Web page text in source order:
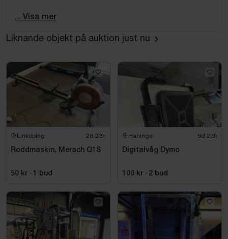
OBSERVERA:
Enheten levereras utan batteri och måste drivas via
nätadapter (ingår).
Specifikationer
Processor och Operativsystem
Operativsystem: Android 10.1 (RK3399)
RAM/ROM: 4GB RAM / 64GB lagring
CPU: RK3399, 6 kärnor, upp till 1,8 GHz
Ljusstyrka: Minst 250 cd/m²
Upplösning: 1920x1080 (Full HD)
Bildförhållande: 16:9
Visningsvinkel: Minst 178° (horisontellt och vertikalt)
... Visa mer
Liknande objekt på auktion just nu
Linköping 2d 23h
Roddmaskin, Merach Q1S
50 kr · 1 bud
Haninge 9d 23h
Digitalvåg Dymo
100 kr · 2 bud